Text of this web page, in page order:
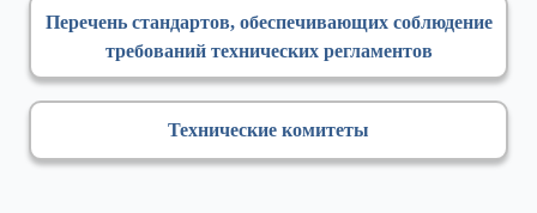
Перечень стандартов, обеспечивающих соблюдение
требований технических регламентов
Технические комитеты